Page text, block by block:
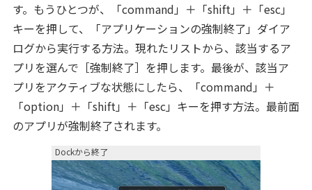
す。もうひとつが、「command」＋「shift」＋「esc」
キーを押して、「アプリケーションの強制終了」ダイア
ログから実行する方法。現れたリストから、該当するア
プリを選んで［強制終了］を押します。最後が、該当ア
プリをアクティブな状態にしたら、「command」＋
「option」＋「shift」＋「esc」キーを押す方法。最前面
のアプリが強制終了されます。
Dockから終了